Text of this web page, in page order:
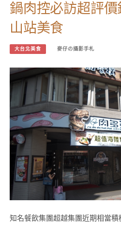
鍋肉控必訪超評
山站美食
大台北美食 麥仔の攝影手札
知名餐飲集團超越集團近期相當